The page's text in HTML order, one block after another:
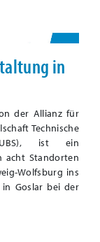
in
der Allianz für
Technische
ist ein
acht Standorten
Wolfsburg ins
Goslar bei der